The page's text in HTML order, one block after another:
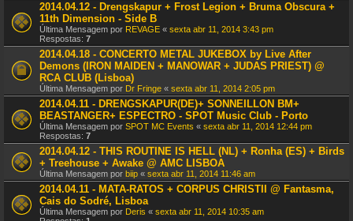
2014.04.12 - Drengskapur + Frost Legion + Bruma Obscura +
11th Dimension - Side B
Última Mensagem por REVAGE « sexta abr 11, 2014 3:43 pm
Respostas: 7
2014.04.18 - CONCERTO METAL JUKEBOX by Live After
Demons (IRON MAIDEN + MANOWAR + JUDAS PRIEST) @
RCA CLUB (Lisboa)
Última Mensagem por Dr Fringe « sexta abr 11, 2014 2:05 pm
2014.04.11 - DRENGSKAPUR(DE)+ SONNEILLON BM+
BEASTANGER+ ESPECTRO - SPOT Music Club - Porto
Última Mensagem por SPOT MC Events « sexta abr 11, 2014 12:44 pm
Respostas: 7
2014.04.12 - THIS ROUTINE IS HELL (NL) + Ronha (ES) + Birds
+ Treehouse + Awake @ AMC LISBOA
Última Mensagem por biip « sexta abr 11, 2014 11:46 am
2014.04.11 - MATA-RATOS + CORPUS CHRISTII @ Fantasma,
Cais do Sodré, Lisboa
Última Mensagem por Deris « sexta abr 11, 2014 10:35 am